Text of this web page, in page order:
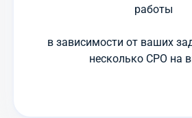
работы
в зависимости от ваших
несколько СРО на